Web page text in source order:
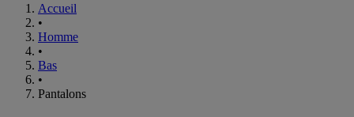
Accueil
•
Homme
•
Bas
•
Pantalons